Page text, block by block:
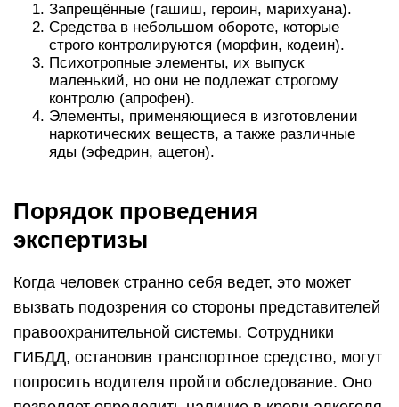
Запрещённые (гашиш, героин, марихуана).
Средства в небольшом обороте, которые
строго контролируются (морфин, кодеин).
Психотропные элементы, их выпуск
маленький, но они не подлежат строгому
контролю (апрофен).
Элементы, применяющиеся в изготовлении
наркотических веществ, а также различные
яды (эфедрин, ацетон).
Порядок проведения
экспертизы
Когда человек странно себя ведет, это может
вызвать подозрения со стороны представителей
правоохранительной системы. Сотрудники
ГИБДД, остановив транспортное средство, могут
попросить водителя пройти обследование. Оно